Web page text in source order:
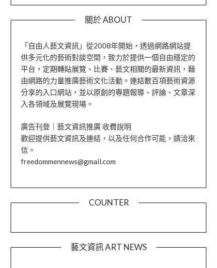
關於 ABOUT
「自由人藝文資訊」從2008年開始，透過網路網站提
供多元化的藝術對談空間，致力於提供一個自由穩定的
平台，定期轉貼展覽、比賽、藝文相關的最新資訊，藉
由網路的力量推廣藝術文化活動。連結數百項藝術資源
分享的入口網站，並以原創的專題報導、評論、文章深
入各領域及展覽現場。
廣告刊登｜藝文資訊推廣 收費說明
歡迎提供藝文資訊及連結，以及任何合作可能，請洽來
信。
freedommennews@gmail.com
COUNTER
藝文資訊 ART NEWS